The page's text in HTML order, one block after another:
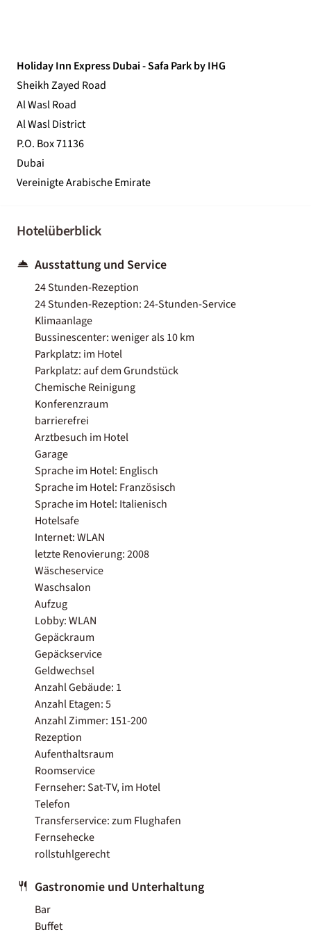
Holiday Inn Express Dubai - Safa Park by IHG
Sheikh Zayed Road
Al Wasl Road
Al Wasl District
P.O. Box 71136
Dubai
Vereinigte Arabische Emirate
Hotelüberblick
Ausstattung und Service
24 Stunden-Rezeption
24 Stunden-Rezeption: 24-Stunden-Service
Klimaanlage
Bussinescenter: weniger als 10 km
Parkplatz: im Hotel
Parkplatz: auf dem Grundstück
Chemische Reinigung
Konferenzraum
barrierefrei
Arztbesuch im Hotel
Garage
Sprache im Hotel: Englisch
Sprache im Hotel: Französisch
Sprache im Hotel: Italienisch
Hotelsafe
Internet: WLAN
letzte Renovierung: 2008
Wäscheservice
Waschsalon
Aufzug
Lobby: WLAN
Gepäckraum
Gepäckservice
Geldwechsel
Anzahl Gebäude: 1
Anzahl Etagen: 5
Anzahl Zimmer: 151-200
Rezeption
Aufenthaltsraum
Roomservice
Fernseher: Sat-TV, im Hotel
Telefon
Transferservice: zum Flughafen
Fernsehecke
rollstuhlgerecht
Gastronomie und Unterhaltung
Bar
Buffet